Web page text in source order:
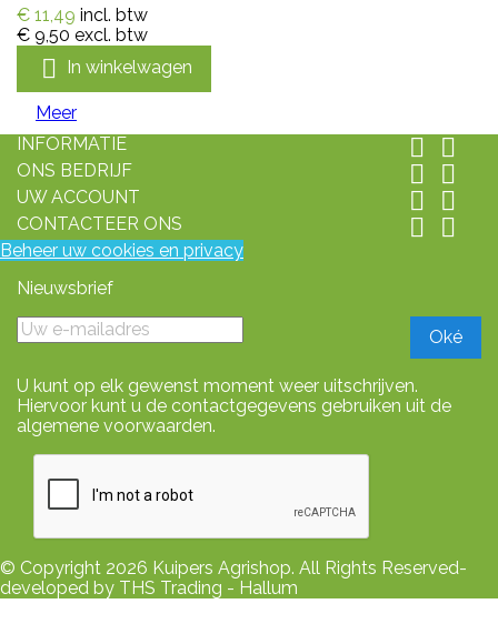
€ 11,49 incl. btw
€ 9,50 excl. btw
 In winkelwagen
Meer
INFORMATIE
 
ONS BEDRIJF  
UW ACCOUNT  
CONTACTEER ONS  
Beheer uw cookies en privacy
Nieuwsbrief
U kunt op elk gewenst moment weer uitschrijven.
Hiervoor kunt u de contactgegevens gebruiken uit de
algemene voorwaarden.
© Copyright 2026 Kuipers Agrishop. All Rights Reserved-
developed by THS Trading - Hallum